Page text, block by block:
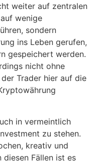
weiter auf zentralen
wenige
sondern
ins Leben gerufen,
gespeichert werden.
nicht ohne
Trader hier auf die
in vermeintlich
zu stehen.
kreativ und
diesen Fällen ist es